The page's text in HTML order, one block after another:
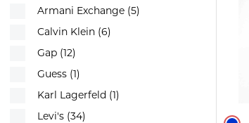
Armani Exchange (5)
Calvin Klein (6)
Gap (12)
Guess (1)
Karl Lagerfeld (1)
Levi's (34)